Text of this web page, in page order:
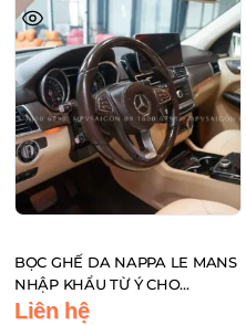
BỌC GHẾ DA NAPPA LE MANS
NHẬP KHẨU TỪ Ý CHO
MERCEDES BENZ GLS450
Liên hệ